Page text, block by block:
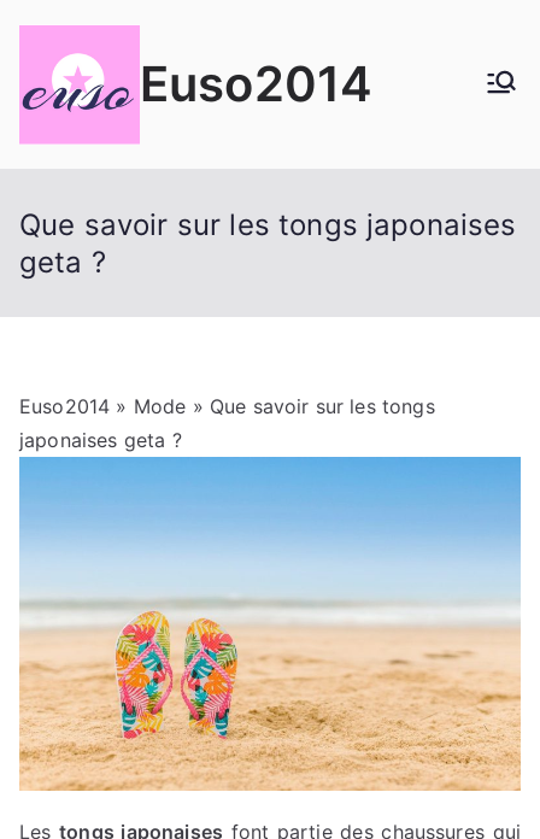
contenu
Euso2014
Que savoir sur les tongs japonaises
geta ?
Euso2014 » Mode » Que savoir sur les tongs
japonaises geta ?
Lestongs japonaises font partie des chaussures qui